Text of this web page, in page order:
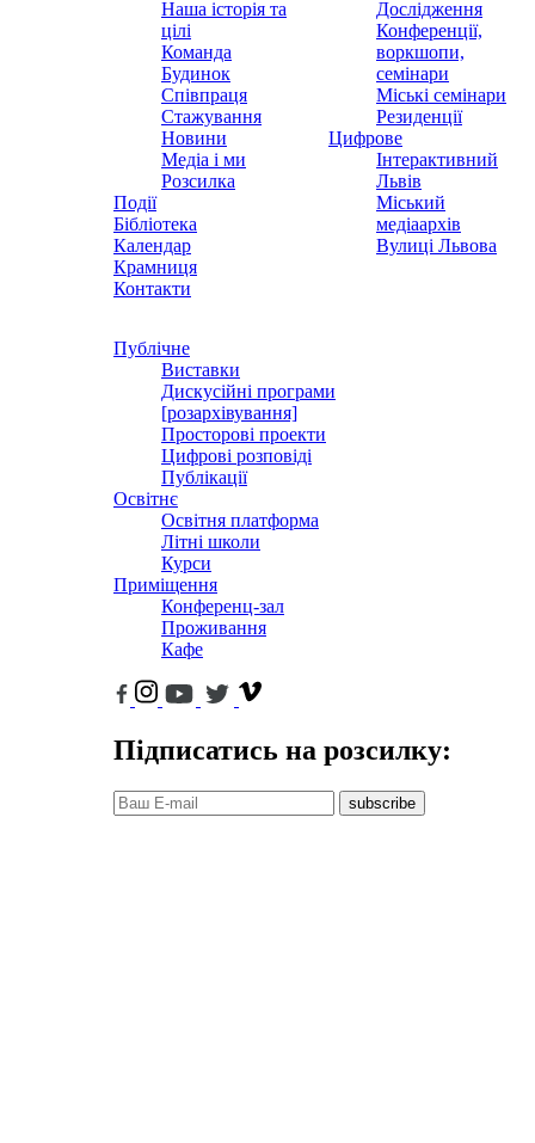
Наша історія та
цілі
Команда
Будинок
Співпраця
Стажування
Новини
Медіа і ми
Розсилка
Події
Бібліотека
Календар
Крамниця
Контакти
Дослідження
Конференції,
воркшопи,
семінари
Міські семінари
Резиденції
Цифрове
Інтерактивний
Львів
Міський
медіаархів
Вулиці Львова
Публічне
Виставки
Дискусійні програми
[розархівування]
Просторові проекти
Цифрові розповіді
Публікації
Освітнє
Освітня платформа
Літні школи
Курси
Приміщення
Конференц-зал
Проживання
Кафе
Підписатись на розсилку:
subscribe